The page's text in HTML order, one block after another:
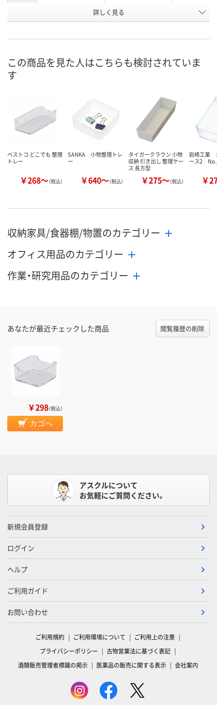
ホワイト
号
お届け日
カゴへ カゴへ カ
詳しく見る
この商品を見た人はこちらも検討されていま
す
ベストコ どこでも 整理
トレー
￥268～（税込）
SANKA 小物整理トレ
ー
￥640～（税込）
タイガークラウン 小物
収納 引き出し 整理ケー
ス 長方型
￥275～（税込）
岩崎工業
ース2 No.2
￥
収納家具/食器棚/物置のカテゴリー
オフィス用品のカテゴリー
作業・研究用品のカテゴリー
あなたが最近チェックした商品 閲覧履歴の削除
￥298（税込）
カゴへ
アスクルについて
お気軽にご質問ください。
新規会員登録
ログイン
ヘルプ
ご利用ガイド
お問い合わせ
ご利用規約 ご利用環境について
ご利用上の注意
プライバシーポリシー
古物営業法に基づく表記
酒類販売管理者標識の掲示
医薬品の販売に関する表示 会社案内